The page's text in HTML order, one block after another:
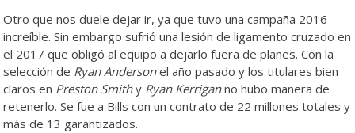
Otro que nos duele dejar ir, ya que tuvo una campaña 2016
increíble. Sin embargo sufrió una lesión de ligamento cruzado en
el 2017 que obligó al equipo a dejarlo fuera de planes. Con la
selección de Ryan Andersonel año pasado y los titulares bien
claros en Preston Smithy Ryan Kerriganno hubo manera de
retenerlo. Se fue a Bills con un contrato de 22 millones totales y
más de 13 garantizados.